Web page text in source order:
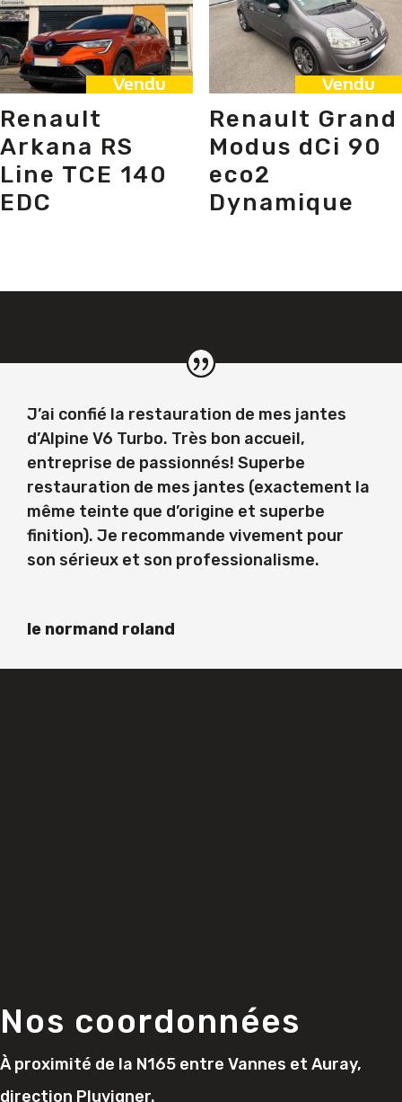
Vendu
Renault
Arkana RS
Line TCE 140
EDC
Vendu
Renault Grand
Modus dCi 90
eco2
Dynamique
J’ai confié la restauration de mes jantes
d’Alpine V6 Turbo. Très bon accueil,
entreprise de passionnés! Superbe
restauration de mes jantes (exactement la
même teinte que d’origine et superbe
finition). Je recommande vivement pour
son sérieux et son professionalisme.
le normand roland
Nos coordonnées
À proximité de la N165 entre Vannes et Auray,
direction Pluvigner.